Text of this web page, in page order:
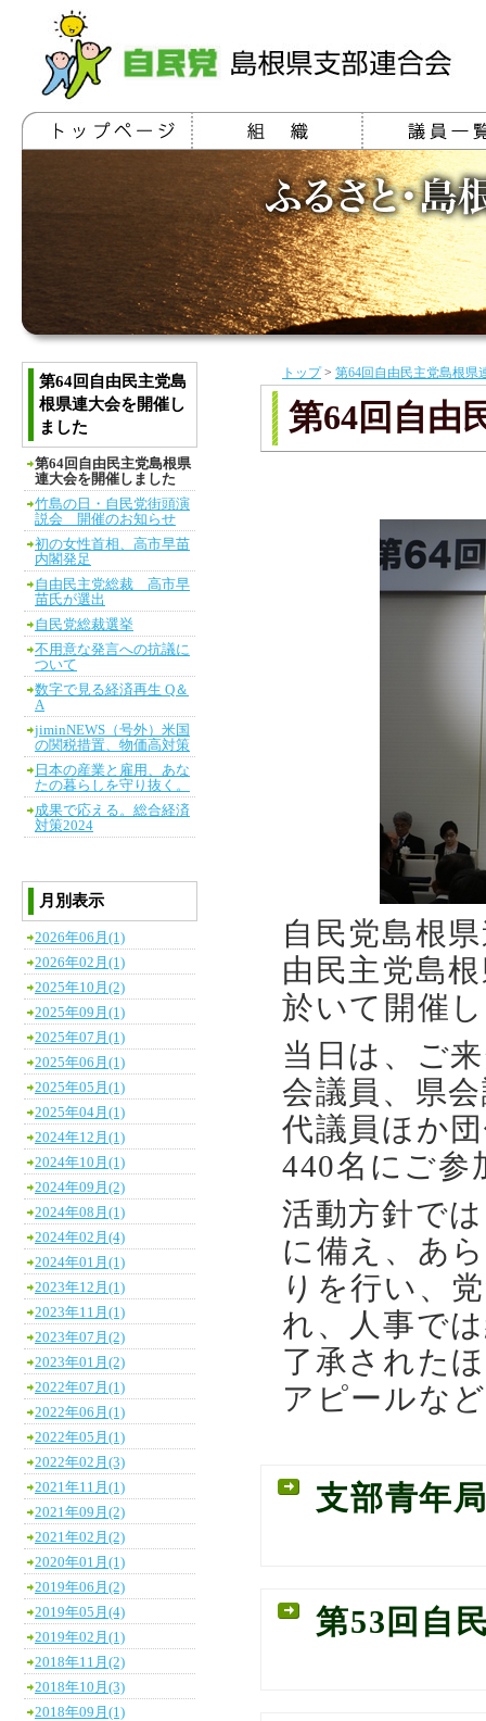
トップ> 第64回自由民主党島根県
第64回自由
自民党島根
由民主党島
於いて開催
当日は、ご
会議員、県
代議員ほか
440名にご参
活動方針で
に備え、あ
りを行い、
れ、人事で
了承された
アピールな
支部青年
第53回自
第64回自由民主党島
根県連大会を開催し
ました
第64回自由民主党島根県
連大会を開催しました
竹島の日・自民党街頭演
説会 開催のお知らせ
初の女性首相、高市早苗
内閣発足
自由民主党総裁 高市早
苗氏が選出
自民党総裁選挙
不用意な発言への抗議に
ついて
数字で見る経済再生 Q＆
A
jiminNEWS（号外）米国
の関税措置、物価高対策
日本の産業と雇用、あな
たの暮らしを守り抜く。
成果で応える。総合経済
対策2024
月別表示
2026年06月(1)
2026年02月(1)
2025年10月(2)
2025年09月(1)
2025年07月(1)
2025年06月(1)
2025年05月(1)
2025年04月(1)
2024年12月(1)
2024年10月(1)
2024年09月(2)
2024年08月(1)
2024年02月(4)
2024年01月(1)
2023年12月(1)
2023年11月(1)
2023年07月(2)
2023年01月(2)
2022年07月(1)
2022年06月(1)
2022年05月(1)
2022年02月(3)
2021年11月(1)
2021年09月(2)
2021年02月(2)
2020年01月(1)
2019年06月(2)
2019年05月(4)
2019年02月(1)
2018年11月(2)
2018年10月(3)
2018年09月(1)